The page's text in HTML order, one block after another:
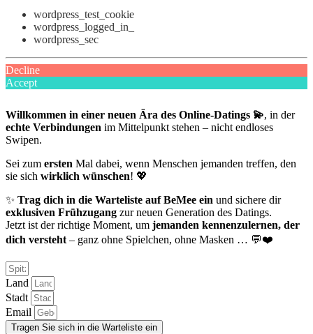
wordpress_test_cookie
wordpress_logged_in_
wordpress_sec
Decline
Accept
Willkommen in einer neuen Ära des Online-Datings 💫, in der
echte Verbindungen im Mittelpunkt stehen – nicht endloses
Swipen.
Sei zum ersten Mal dabei, wenn Menschen jemanden treffen, den
sie sich wirklich wünschen! 💖
✨ Trag dich in die Warteliste auf BeMee ein und sichere dir
exklusiven Frühzugang zur neuen Generation des Datings.
Jetzt ist der richtige Moment, um jemanden kennenzulernen, der
dich versteht– ganz ohne Spielchen, ohne Masken … 💬❤️
Land
Stadt
Email
Tragen Sie sich in die Warteliste ein